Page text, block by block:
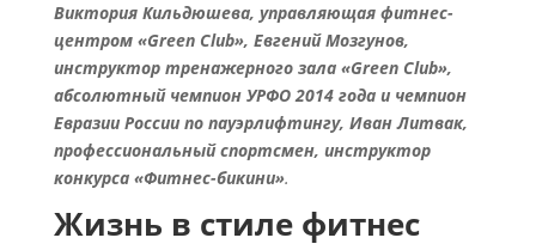
Виктория Кильдюшева, управляющая фитнес-
центром «Green Club», Евгений Мозгунов,
инструктор тренажерного зала «Green Club»,
абсолютный чемпион УРФО 2014 года и чемпион
Евразии России по пауэрлифтингу, Иван Литвак,
профессиональный спортсмен, инструктор
конкурса «Фитнес-бикини».
Жизнь в стиле фитнес